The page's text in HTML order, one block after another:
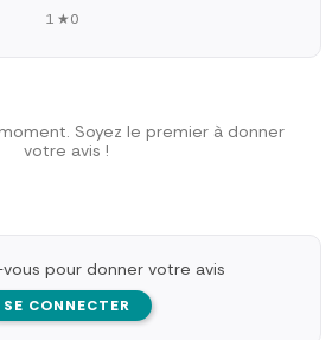
1 ★0
Soyez le premier à donner
votre avis !
pour donner votre avis
SE CONNECTER